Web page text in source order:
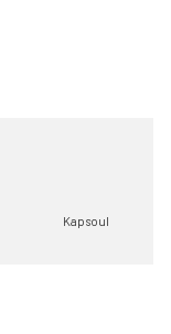
Kapsoul